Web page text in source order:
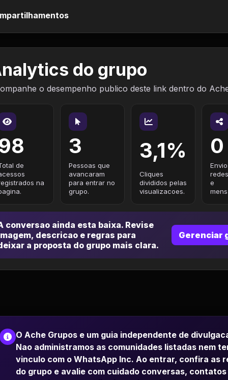
do grupo
o desempenho publico deste link dentro do
de
na
3
Pessoas que
avancaram
para entrar no
grupo.
3,1%
Cliques
divididos pelas
visualizacoes.
0
e
conversao ainda esta baixa. Revise
descricao e regras para
a proposta do grupo mais clara.
Gerenciar
O Ache Grupos e um guia independente de
Nao administramos as comunidades listadas nem
vinculo com o WhatsApp Inc. Ao entrar, confira as
do grupo e avalie com cuidado conversas, contatos